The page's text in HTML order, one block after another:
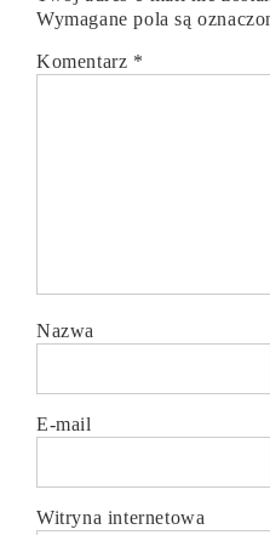
Wymagane pola są
Komentarz *
Nazwa
E-mail
Witryna internetowa